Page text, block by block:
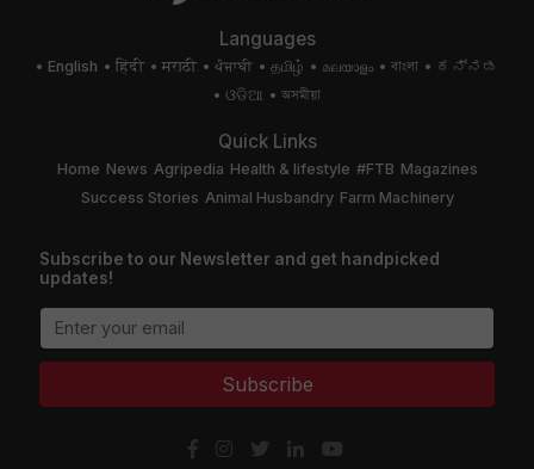
Languages
English हिंदी मराठी ਪੰਜਾਬੀ தமிழ் മലയാളം বাংলা
ಕನ್ನಡ
ଓଡିଆ
অসমীয়া
Quick Links
Home News Agripedia Health & lifestyle #FTB Magazines
Success Stories Animal Husbandry Farm Machinery
Subscribe to our Newsletter and get handpicked
updates!
Subscribe